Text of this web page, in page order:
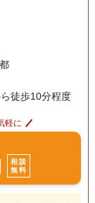
徒歩10分程度
軽に
相談
無料